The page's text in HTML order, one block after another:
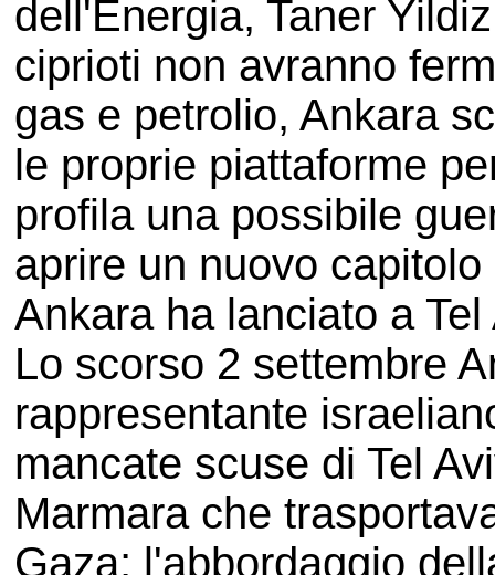
dell'Energia, Taner
ciprioti non avranno
gas e petrolio, Ankara
le proprie piattaforme
profila una possibile
aprire un nuovo
Ankara ha lanciato a Tel
Lo scorso 2 settembre
rappresentante
mancate scuse di Tel
Marmara che
Gaza; l'abbordaggio